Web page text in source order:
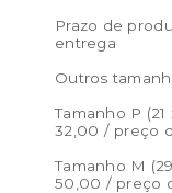
Prazo de
entrega
Outros
Tamanho P
32,00 / preço
Tamanho M
50,00 / preço